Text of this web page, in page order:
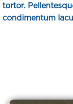
tortor.
condimentum